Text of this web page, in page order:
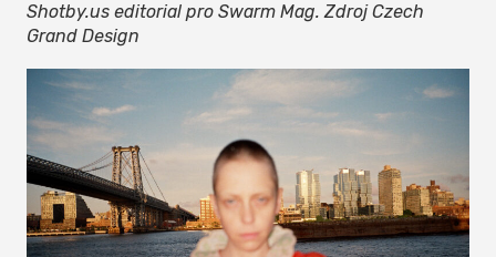
Shotby.us editorial pro Swarm Mag. Zdroj Czech
Grand Design